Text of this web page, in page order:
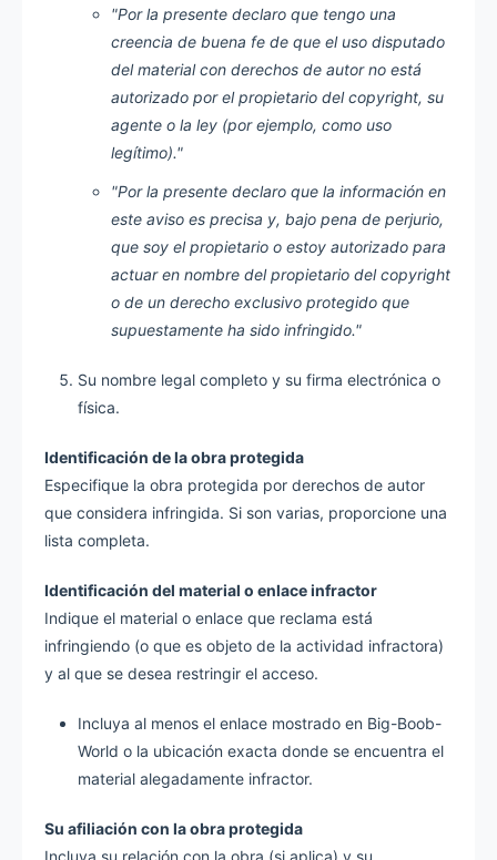
"Por la presente declaro que tengo una
creencia de buena fe de que el uso disputado
del material con derechos de autor no está
autorizado por el propietario del copyright, su
agente o la ley (por ejemplo, como uso
legítimo)."
"Por la presente declaro que la información en
este aviso es precisa y, bajo pena de perjurio,
que soy el propietario o estoy autorizado para
actuar en nombre del propietario del copyright
o de un derecho exclusivo protegido que
supuestamente ha sido infringido."
Su nombre legal completo y su firma electrónica o
física.
Identificación de la obra protegida
Especifique la obra protegida por derechos de autor
que considera infringida. Si son varias, proporcione una
lista completa.
Identificación del material o enlace infractor
Indique el material o enlace que reclama está
infringiendo (o que es objeto de la actividad infractora)
y al que se desea restringir el acceso.
Incluya al menos el enlace mostrado en Big-Boob-
World o la ubicación exacta donde se encuentra el
material alegadamente infractor.
Su afiliación con la obra protegida
Incluya su relación con la obra (si aplica) y su